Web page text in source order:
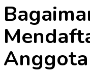
Anggota